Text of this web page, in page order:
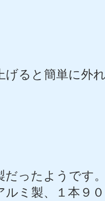
げると簡単に外
だったようです
ルミ製、１本９